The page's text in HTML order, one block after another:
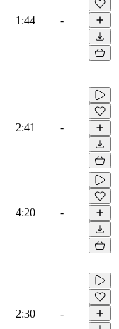
1:44 -
2:41 -
4:20 -
2:30 -